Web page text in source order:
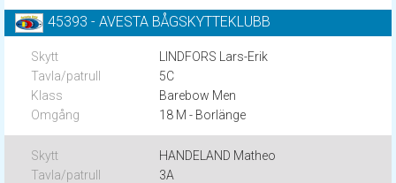
45393 - AVESTA BÅGSKYTTEKLUBB
LINDFORS Lars-Erik
5C
Barebow Men
18 M - Borlänge
HANDELAND Matheo
3A